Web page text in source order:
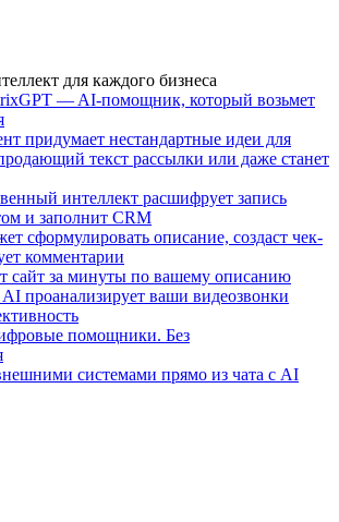
для каждого бизнеса
— AI-помощник, который возьмет
придумает нестандартные идеи для
текст рассылки или даже станет
интеллект расшифрует запись
и заполнит CRM
сформулировать описание, создаст чек-
комментарии
сайт за минуты по вашему описанию
AI проанализирует ваши видеозвонки
помощники. Без
системами прямо из чата с AI